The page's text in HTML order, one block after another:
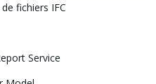
fichiers IFC
Service